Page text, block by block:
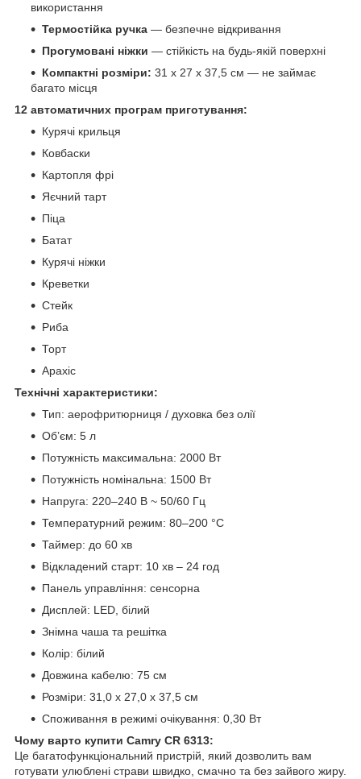
використання
Термостійка ручка — безпечне відкривання
Прогумовані ніжки — стійкість на будь-якій поверхні
Компактні розміри: 31 х 27 х 37,5 см — не займає
багато місця
12 автоматичних програм приготування:
Курячі крильця
Ковбаски
Картопля фрі
Яєчний тарт
Піца
Батат
Курячі ніжки
Креветки
Стейк
Риба
Торт
Арахіс
Технічні характеристики:
Тип: аерофритюрниця / духовка без олії
Об’єм: 5 л
Потужність максимальна: 2000 Вт
Потужність номінальна: 1500 Вт
Напруга: 220–240 В ~ 50/60 Гц
Температурний режим: 80–200 °C
Таймер: до 60 хв
Відкладений старт: 10 хв – 24 год
Панель управління: сенсорна
Дисплей: LED, білий
Знімна чаша та решітка
Колір: білий
Довжина кабелю: 75 см
Розміри: 31,0 х 27,0 х 37,5 см
Споживання в режимі очікування: 0,30 Вт
Чому варто купити Camry CR 6313:
Це багатофункціональний пристрій, який дозволить вам
готувати улюблені страви швидко, смачно та без зайвого жиру.